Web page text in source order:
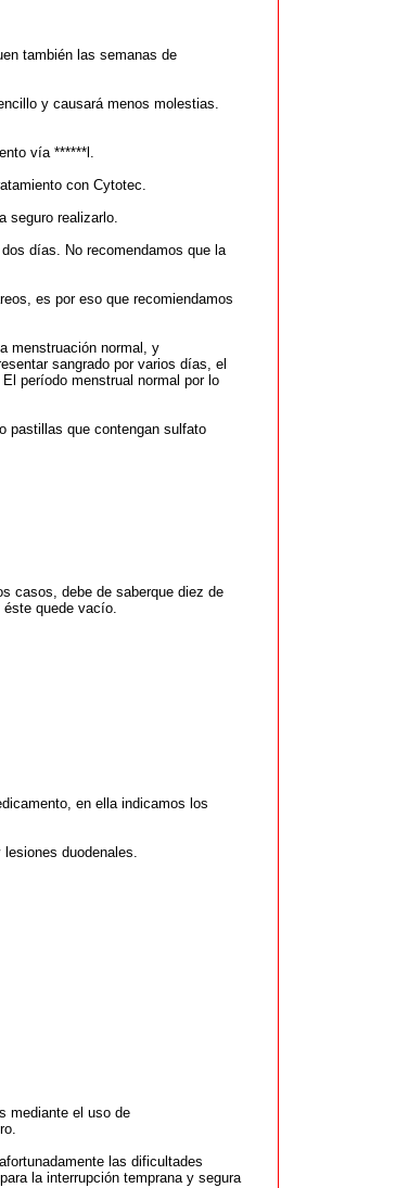
también las semanas de
y causará menos molestias.
vía ******l.
con Cytotec.
seguro realizarlo.
días. No recomendamos que la
es por eso que recomiendamos
menstruación normal, y
sangrado por varios días, el
período menstrual normal por lo
pastillas que contengan sulfato
casos, debe de saberque diez de
quede vacío.
en ella indicamos los
duodenales.
mediante el uso de
las dificultades
la interrupción temprana y segura